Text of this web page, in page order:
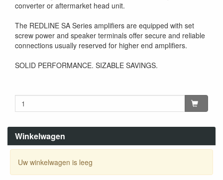
Winkelwagen
Uw winkelwagen is leeg
converter or aftermarket head unit.
The REDLINE SA Series amplifiers are equipped with set
screw power and speaker terminals offer secure and reliable
connections usually reserved for higher end amplifiers.
SOLID PERFORMANCE. SIZABLE SAVINGS.